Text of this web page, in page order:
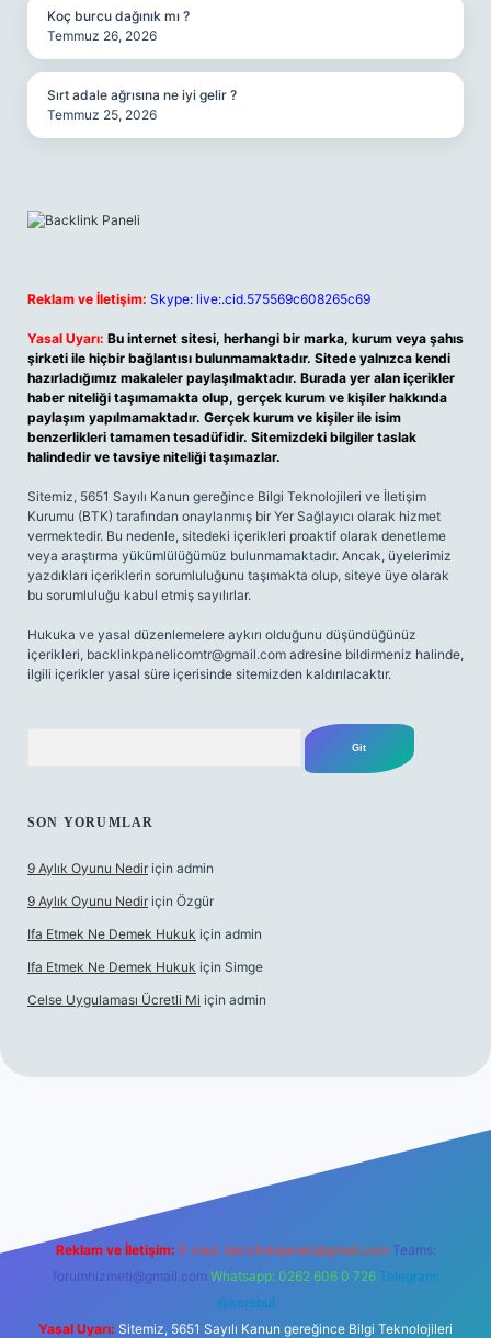
Koç burcu dağınık mı ?
Temmuz 26, 2026
Sırt adale ağrısına ne iyi gelir ?
Temmuz 25, 2026
Reklam ve İletişim: Skype: live:.cid.575569c608265c69
Yasal Uyarı: Bu internet sitesi, herhangi bir marka, kurum veya şahıs
şirketi ile hiçbir bağlantısı bulunmamaktadır. Sitede yalnızca kendi
hazırladığımız makaleler paylaşılmaktadır. Burada yer alan içerikler
haber niteliği taşımamakta olup, gerçek kurum ve kişiler hakkında
paylaşım yapılmamaktadır. Gerçek kurum ve kişiler ile isim
benzerlikleri tamamen tesadüfidir. Sitemizdeki bilgiler taslak
halindedir ve tavsiye niteliği taşımazlar.
Sitemiz, 5651 Sayılı Kanun gereğince Bilgi Teknolojileri ve İletişim
Kurumu (BTK) tarafından onaylanmış bir Yer Sağlayıcı olarak hizmet
vermektedir. Bu nedenle, sitedeki içerikleri proaktif olarak denetleme
veya araştırma yükümlülüğümüz bulunmamaktadır. Ancak, üyelerimiz
yazdıkları içeriklerin sorumluluğunu taşımakta olup, siteye üye olarak
bu sorumluluğu kabul etmiş sayılırlar.
Hukuka ve yasal düzenlemelere aykırı olduğunu düşündüğünüz
içerikleri, backlinkpanelicomtr@gmail.com adresine bildirmeniz halinde,
ilgili içerikler yasal süre içerisinde sitemizden kaldırılacaktır.
SON YORUMLAR
9 Aylık Oyunu Nedir için admin
9 Aylık Oyunu Nedir için Özgür
Ifa Etmek Ne Demek Hukuk için admin
Ifa Etmek Ne Demek Hukuk için Simge
Celse Uygulaması Ücretli Mi için admin
Reklam ve İletişim: E-mail: backlinkpaneli@gmail.com Teams:
forumhizmeti@gmail.com Whatsapp: 0262 606 0 726 Telegram:
@karabul
Yasal Uyarı: Sitemiz, 5651 Sayılı Kanun gereğince Bilgi Teknolojileri